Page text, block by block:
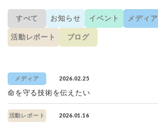
すべて お知らせ イベント メディア
活動レポート ブログ
メディア 2026.02.25
命を守る技術を伝えたい
活動レポート 2026.01.16